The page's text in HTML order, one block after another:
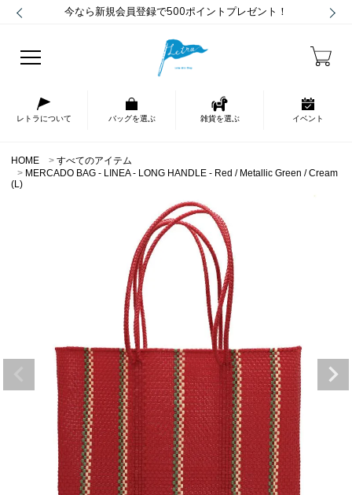
今なら新規会員登録で500ポイントプレゼント！
レトラについて バッグを選ぶ 雑貨を選ぶ イベント
HOME
すべてのアイテム
MERCADO BAG - LINEA - LONG HANDLE - Red / Metallic Green / Cream
(L)